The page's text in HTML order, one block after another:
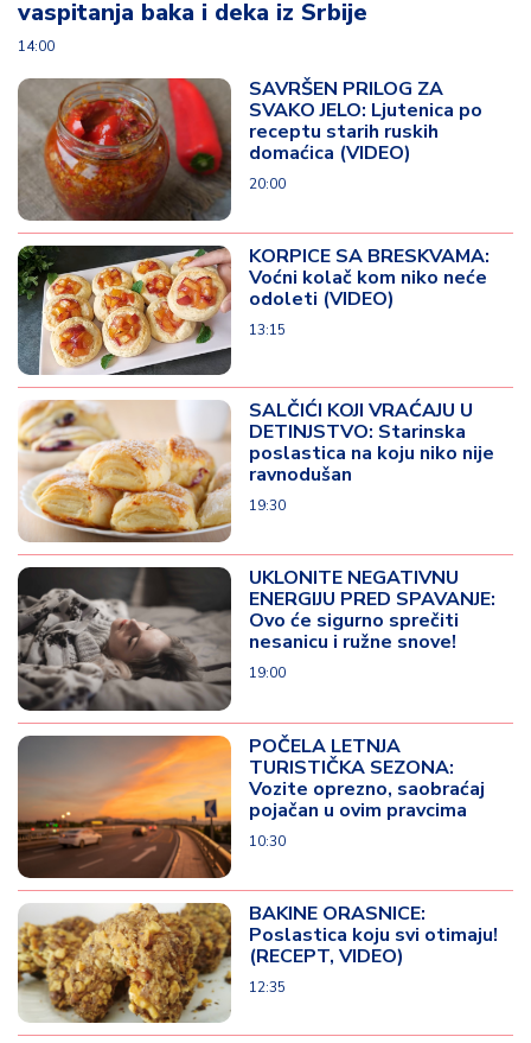
vaspitanja baka i deka iz Srbije
14:00
SAVRŠEN PRILOG ZA
SVAKO JELO: Ljutenica po
receptu starih ruskih
domaćica (VIDEO)
20:00
KORPICE SA BRESKVAMA:
Voćni kolač kom niko neće
odoleti (VIDEO)
13:15
SALČIĆI KOJI VRAĆAJU U
DETINJSTVO: Starinska
poslastica na koju niko nije
ravnodušan
19:30
UKLONITE NEGATIVNU
ENERGIJU PRED SPAVANJE:
Ovo će sigurno sprečiti
nesanicu i ružne snove!
19:00
POČELA LETNJA
TURISTIČKA SEZONA:
Vozite oprezno, saobraćaj
pojačan u ovim pravcima
10:30
BAKINE ORASNICE:
Poslastica koju svi otimaju!
(RECEPT, VIDEO)
12:35